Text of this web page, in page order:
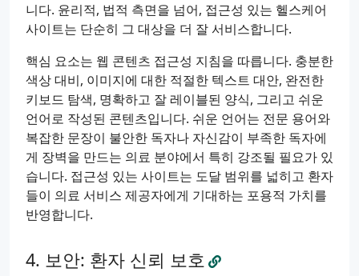
니다. 윤리적, 법적 측면을 넘어, 접근성 있는 헬스케어
사이트는 단순히 그 대상을 더 잘 서비스합니다.
핵심 요소는 웹 콘텐츠 접근성 지침을 따릅니다. 충분한
색상 대비, 이미지에 대한 적절한 텍스트 대안, 완전한
키보드 탐색, 명확하고 잘 레이블된 양식, 그리고 쉬운
언어로 작성된 콘텐츠입니다. 쉬운 언어는 전문 용어와
복잡한 문장이 불안한 독자나 자신감이 부족한 독자에
게 장벽을 만드는 의료 분야에서 특히 강조될 필요가 있
습니다. 접근성 있는 사이트는 도달 범위를 넓히고 환자
들이 의료 서비스 제공자에게 기대하는 포용적 가치를
반영합니다.
보안: 환자 신뢰 보호